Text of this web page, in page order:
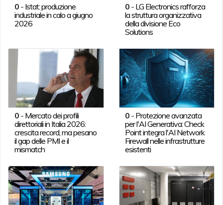
0- Istat: produzione
industriale in calo a giugno
2026
0 - LG Electronics rafforza
la struttura organizzativa
della divisione Eco
Solutions
0- Mercato dei profili
direttoriali in Italia 2026:
crescita record, ma pesano
il gap delle PMI e il
mismatch
0 - Protezione avanzata
per l'AI Generativa: Check
Point integra l'AI Network
Firewall nelle infrastrutture
esistenti